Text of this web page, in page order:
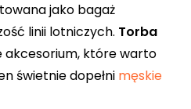
jako bagaż
linii lotniczych. Torba
akcesorium, które warto
świetnie dopełni męskie